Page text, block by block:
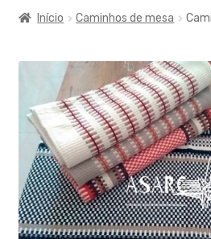
Início Caminhos de mesa